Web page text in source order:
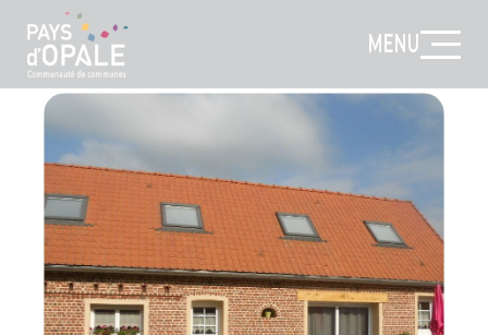
MENU